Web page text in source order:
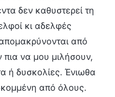
δεν καθυστερεί τη
κι αδελφές
από
πια να μου μιλήσουν,
ή δυσκολίες. Ένιωθα
από όλους.